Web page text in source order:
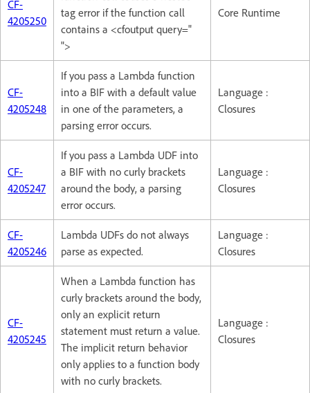
CF-
4205250
tag error if the function call
contains a <cfoutput query="
">
Core Runtime
CF-
4205248
If you pass a Lambda function
into a BIF with a default value
in one of the parameters, a
parsing error occurs.
Language :
Closures
CF-
4205247
If you pass a Lambda UDF into
a BIF with no curly brackets
around the body, a parsing
error occurs.
Language :
Closures
CF-
4205246
Lambda UDFs do not always
parse as expected.
Language :
Closures
CF-
4205245
When a Lambda function has
curly brackets around the body,
only an explicit return
statement must return a value.
The implicit return behavior
only applies to a function body
with no curly brackets.
Language :
Closures